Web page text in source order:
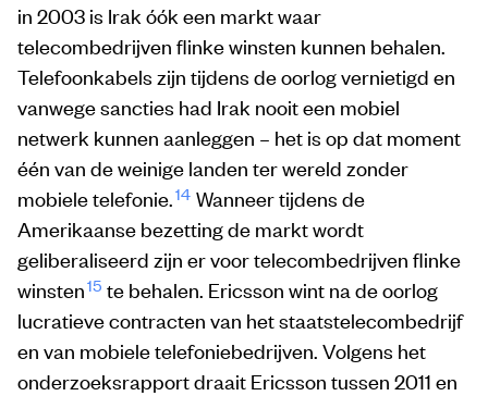
in 2003 is Irak óók een markt waar
telecombedrijven flinke winsten kunnen behalen.
Telefoonkabels zijn tijdens de oorlog vernietigd en
vanwege sancties had Irak nooit een mobiel
netwerk kunnen aanleggen – het is op dat moment
één van de weinige landen ter wereld zonder
mobiele telefonie.14 Wanneer tijdens de
Amerikaanse bezetting de markt wordt
geliberaliseerd zijn er voor telecombedrijven flinke
winsten15 te behalen. Ericsson wint na de oorlog
lucratieve contracten van het staatstelecombedrijf
en van mobiele telefoniebedrijven. Volgens het
onderzoeksrapport draait Ericsson tussen 2011 en